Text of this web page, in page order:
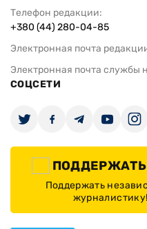
Телефон редакции:
+380 (44) 280-04-85
Электронная почта
Электронная почта службы
СОЦСЕТИ
ПОДДЕРЖАТЬ
Поддержать
журналистику!